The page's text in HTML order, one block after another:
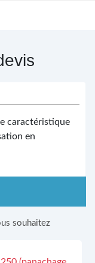
caractéristique
en
souhaitez